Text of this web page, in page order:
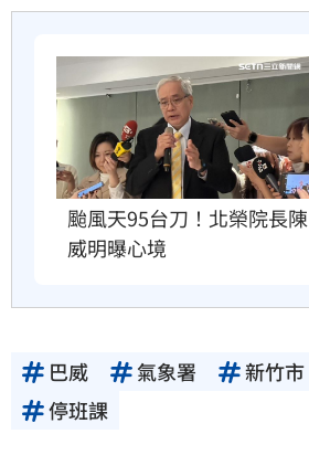
颱風天95台刀！北榮院長陳
威明曝心境
巴威 氣象署 新竹市
停班課